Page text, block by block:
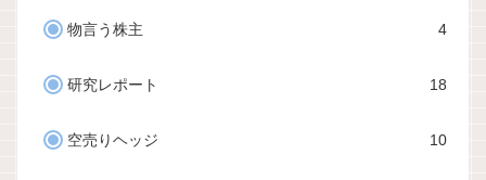
物言う株主 4
研究レポート 18
空売りヘッジ 10